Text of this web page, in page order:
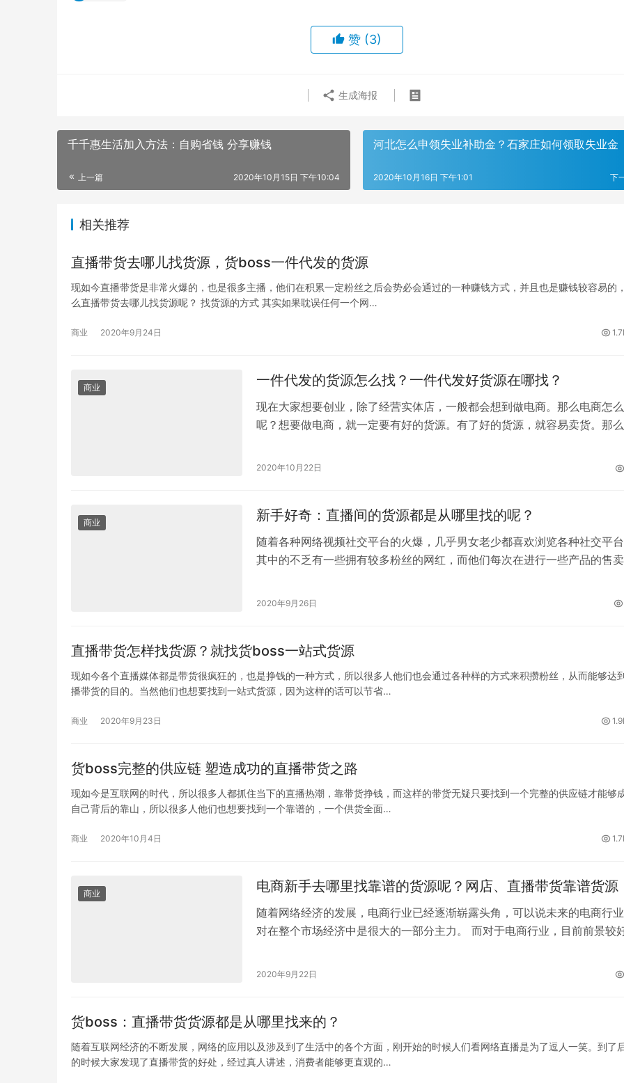
赞 (3)
生成海报
千千惠生活加入方法：自购省钱 分享赚钱
上一篇 2020年10月15日 下午10:04
河北怎么申领失业补助金？石家庄如何领取失业金
下
2020年10月16日 下午1:01
相关推荐
直播带货去哪儿找货源，货boss一件代发的货源
现如今直播带货是非常火爆的，也是很多主播，他们在积累一定粉丝之后会势必会通过的一种赚钱方式，并且也是赚钱较容易的
么直播带货去哪儿找货源呢？ 找货源的方式 其实如果耽误任何一个网…
商业 2020年9月24日
商业 一件代发的货源怎么找？一件代发好货源在哪找？
现在大家想要创业，除了经营实体店，一般都会想到做电商。那么电商怎
呢？想要做电商，就一定要有好的货源。有了好的货源，就容易卖货。那么
2020年10月22日
商业 新手好奇：直播间的货源都是从哪里找的呢？
随着各种网络视频社交平台的火爆，几乎男女老少都喜欢浏览各种社交平台
其中的不乏有一些拥有较多粉丝的网红，而他们每次在进行一些产品的售卖
2020年9月26日
直播带货怎样找货源？就找货boss一站式货源
现如今各个直播媒体都是带货很疯狂的，也是挣钱的一种方式，所以很多人他们也会通过各种样的方式来积攒粉丝，从而能够达
播带货的目的。当然他们也想要找到一站式货源，因为这样的话可以节省…
商业 2020年9月23日
货boss完整的供应链 塑造成功的直播带货之路
现如今是互联网的时代，所以很多人都抓住当下的直播热潮，靠带货挣钱，而这样的带货无疑只要找到一个完整的供应链才能够
自己背后的靠山，所以很多人他们也想要找到一个靠谱的，一个供货全面…
商业 2020年10月4日
商业 电商新手去哪里找靠谱的货源呢？网店、直播带货靠谱货源
随着网络经济的发展，电商行业已经逐渐崭露头角，可以说未来的电商行
对在整个市场经济中是很大的一部分主力。 而对于电商行业，目前前景较
2020年9月22日
货boss：直播带货货源都是从哪里找来的？
随着互联网经济的不断发展，网络的应用以及涉及到了生活中的各个方面，刚开始的时候人们看网络直播是为了逗人一笑。到了
的时候大家发现了直播带货的好处，经过真人讲述，消费者能够更直观的…